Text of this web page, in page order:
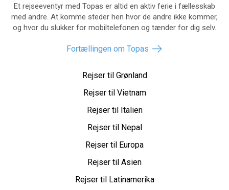
Et rejseeventyr med Topas er altid en aktiv ferie i fællesskab
med andre. At komme steder hen hvor de andre ikke kommer,
og hvor du slukker for mobiltelefonen og tænder for dig selv.
Fortællingen om Topas
Rejser til Grønland
Rejser til Vietnam
Rejser til Italien
Rejser til Nepal
Rejser til Europa
Rejser til Asien
Rejser til Latinamerika